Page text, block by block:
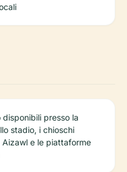
presso la
stadio, i chioschi
e le piattaforme